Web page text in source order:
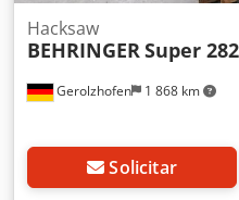
Gerolzhofen 1 868 km
Hacksaw
BEHRINGERSuper 282
Solicitar